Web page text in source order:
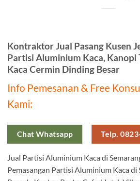
Kontraktor Jual Pasang Kusen
Partisi Aluminium Kaca, Kanopi
Kaca Cermin Dinding Besar
Info Pemesanan & Free
Kami:
Chat Whatsapp Telp.
Jual Partisi Aluminium Kaca di
Pemasangan Partisi Aluminium Kaca di